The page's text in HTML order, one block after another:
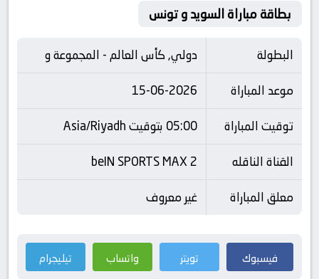
بطاقة مباراة السويد و تونس
البطولة
دولي, كأس العالم - المجموعة و
موعد المباراة
15-06-2026
توقيت المباراة
05:00 بتوقيت Asia/Riyadh
القناة الناقله
beIN SPORTS MAX 2
معلق المباراة
غير معروف
فيسبوك تويتر واتساب تيليجرام